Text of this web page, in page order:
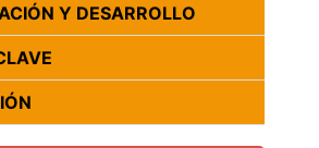
Y DESARROLLO